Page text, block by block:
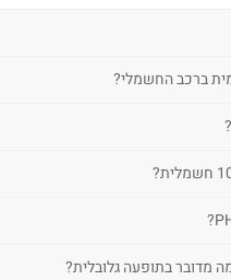
ברכב החשמלי?
מדובר בתופעה גלובלית?